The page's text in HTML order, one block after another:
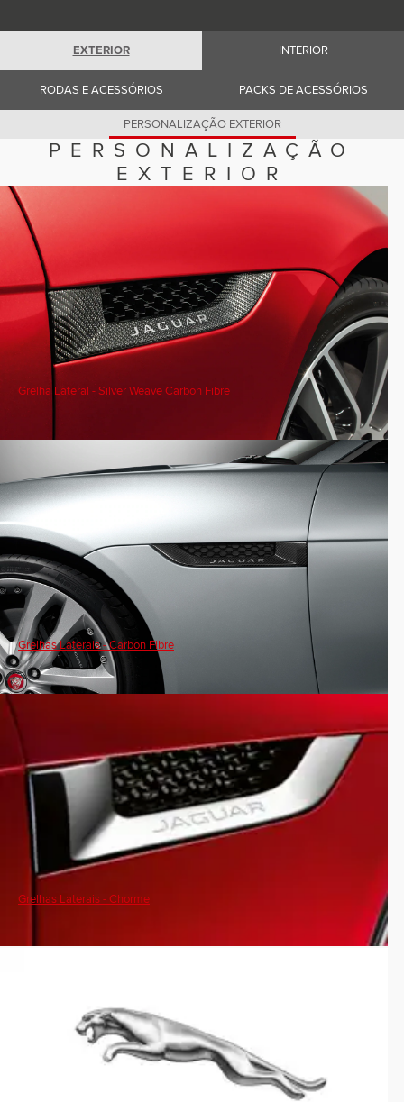
Switzerland (German)
Switzerland (French)
Switzerland (Italian)
United Kingdom (English)
USA (English)
EXTERIOR INTERIOR
RODAS E ACESSÓRIOS PACKS DE ACESSÓRIOS
PERSONALIZAÇÃO EXTERIOR
PERSONALIZAÇÃO
EXTERIOR
Grelha Lateral - Silver Weave Carbon Fibre
Grelhas Laterais - Carbon Fibre
Grelhas Laterais - Chorme